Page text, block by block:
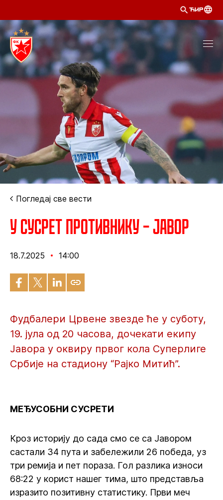
ЋИР
Погледај све вести
У сусрет противнику – Јавор
18.7.2025 14:00
Фудбалери Црвене звезде ће у суботу,
19. јула од 20 часова, дочекати екипу
Јавора у оквиру првог кола Суперлиге
Србије на стадиону “Рајко Митић”.
МЕЂУСОБНИ СУСРЕТИ
Кроз историју до сада смо се са Јавором
састали 34 пута и забележили 26 победа, уз
три ремија и пет пораза. Гол разлика износи
68:22 у корист нашег тима, што представља
изразито позитивну статистику. Први меч